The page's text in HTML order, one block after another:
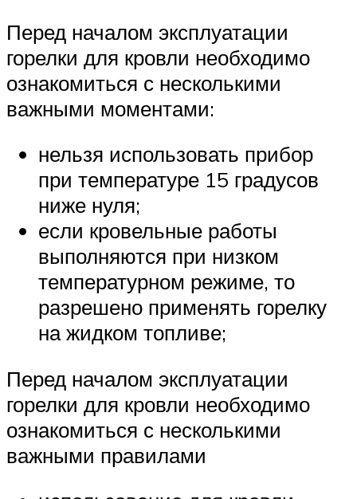
Перед началом эксплуатации
горелки для кровли необходимо
ознакомиться с несколькими
важными моментами:
нельзя использовать прибор
при температуре 15 градусов
ниже нуля;
если кровельные работы
выполняются при низком
температурном режиме, то
разрешено применять горелку
на жидком топливе;
Перед началом эксплуатации
горелки для кровли необходимо
ознакомиться с несколькими
важными правилами